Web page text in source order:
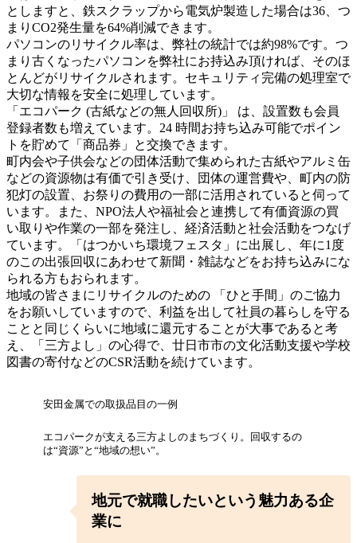
としますと、鉄スクラップから電気炉製造した場合は36、つ
まりCO2発生量を64%削減できます。
パソコンのリサイクル率は、弊社の統計では約98%です。つ
まり古くなったパソコンを弊社にお持込み頂ければ、そのほ
とんどがリサイクルされます。セキュリティ完備の処理室で
大切な情報を安全に処理しています。
「エコパーク (古紙などの無人回収所)」 は、設置数も会員
登録者数も増えています。24 時間お持ち込み可能でポイン
トを貯めて「商品券」と交換できます。
町内会や子供会などの団体活動で集められた古紙やアルミ缶
などの資源物は有価で引き受け、団体の運営費や、町内の防
犯灯の設置、お祭りの費用の一部に活用されていると伺って
います。また、NPO法人や福祉会と連携して有価資源の買
い取りや作業の一部を発注し、経済活動と社会活動をつなげ
ています。「はつかいち環境フェスタ」に出展し、年に1度
のこの出張回収にあわせて新聞・雑誌などをお持ち込みにな
られる方もおられます。
地域の皆さまにリサイクルのための 「ひと手間」のご協力
をお願いしていますので、利益を出して社員の暮らしを守る
ことと同じくらいに地域に還元することが大事であると考
え、「三方よし」の心得で、廿日市市の文化活動支援や学校
図書の寄付などのCSR活動を続けています。
安田金属での取扱品目の一例
エコパークが支える三方よしのまちづくり。回収するの
は“資源”と“地域の想い”。
地元で就職したいという魅力ある企
業に